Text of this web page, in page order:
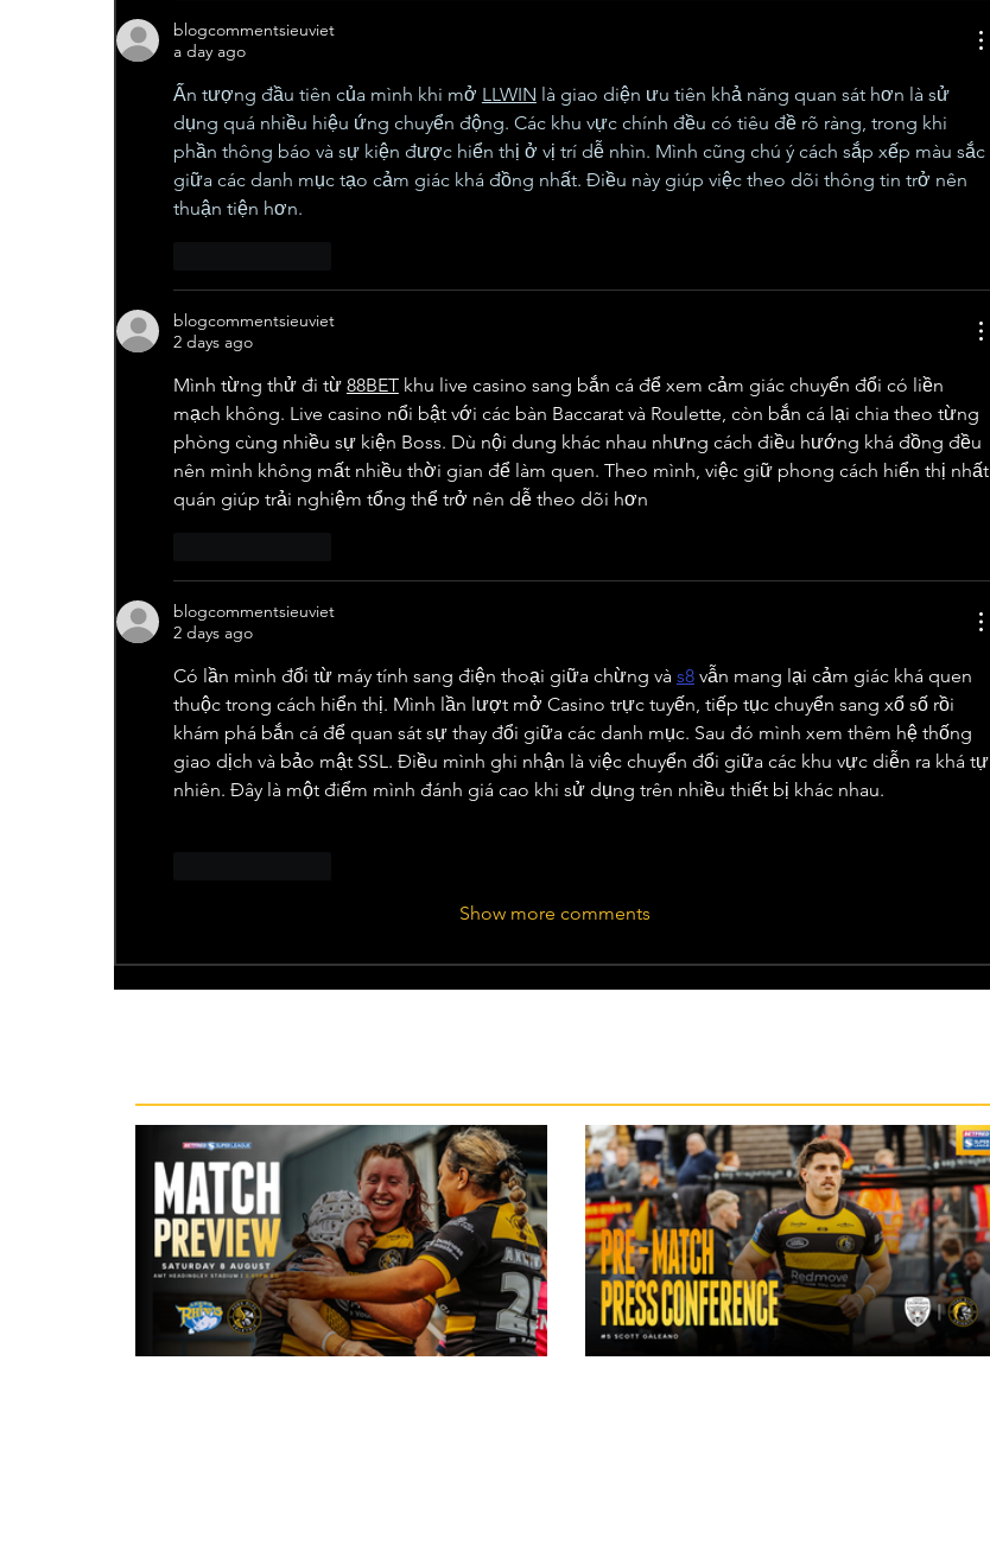
blogcommentsieuviet
a day ago
Ấn tượng đầu tiên của mình khi mở LLWIN là giao diện ưu tiên khả năng quan sát hơn là sử
dụng quá nhiều hiệu ứng chuyển động. Các khu vực chính đều có tiêu đề rõ ràng, trong khi
phần thông báo và sự kiện được hiển thị ở vị trí dễ nhìn. Mình cũng chú ý cách sắp xếp màu sắc
giữa các danh mục tạo cảm giác khá đồng nhất. Điều này giúp việc theo dõi thông tin trở nên
thuận tiện hơn.
blogcommentsieuviet
2 days ago
Mình từng thử đi từ 88BET khu live casino sang bắn cá để xem cảm giác chuyển đổi có liền
mạch không. Live casino nổi bật với các bàn Baccarat và Roulette, còn bắn cá lại chia theo từng
phòng cùng nhiều sự kiện Boss. Dù nội dung khác nhau nhưng cách điều hướng khá đồng đều
nên mình không mất nhiều thời gian để làm quen. Theo mình, việc giữ phong cách hiển thị nhất
quán giúp trải nghiệm tổng thể trở nên dễ theo dõi hơn
blogcommentsieuviet
2 days ago
Có lần mình đổi từ máy tính sang điện thoại giữa chừng và s8 vẫn mang lại cảm giác khá quen
thuộc trong cách hiển thị. Mình lần lượt mở Casino trực tuyến, tiếp tục chuyển sang xổ số rồi
khám phá bắn cá để quan sát sự thay đổi giữa các danh mục. Sau đó mình xem thêm hệ thống
giao dịch và bảo mật SSL. Điều mình ghi nhận là việc chuyển đổi giữa các khu vực diễn ra khá tự
nhiên. Đây là một điểm mình đánh giá cao khi sử dụng trên nhiều thiết bị khác nhau.
Show more comments